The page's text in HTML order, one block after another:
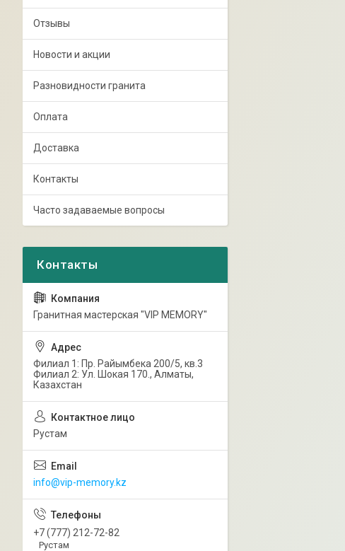
Отзывы
Новости и акции
Разновидности гранита
Оплата
Доставка
Контакты
Часто задаваемые вопросы
Гранитная мастерская "VIP MEMORY"
Филиал 1: Пр. Райымбека 200/5, кв.3
Филиал 2: Ул. Шокая 170., Алматы,
Казахстан
Рустам
info@vip-memory.kz
+7 (777) 212-72-82
Рустам